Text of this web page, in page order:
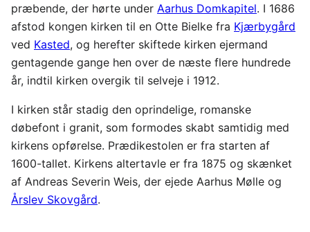
præbende, der hørte under Aarhus Domkapitel. I 1686
afstod kongen kirken til en Otte Bielke fra Kjærbygård
ved Kasted, og herefter skiftede kirken ejermand
gentagende gange hen over de næste flere hundrede
år, indtil kirken overgik til selveje i 1912.
I kirken står stadig den oprindelige, romanske
døbefont i granit, som formodes skabt samtidig med
kirkens opførelse. Prædikestolen er fra starten af
1600-tallet. Kirkens altertavle er fra 1875 og skænket
af Andreas Severin Weis, der ejede Aarhus Mølle og
Årslev Skovgård.